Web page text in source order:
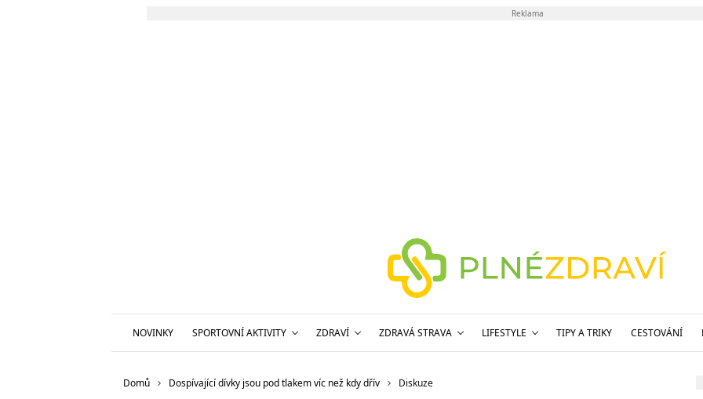
Reklama
NOVINKY SPORTOVNÍ AKTIVITY ZDRAVÍ ZDRAVÁ STRAVA LIFESTYLE TIPY A TRIKY CESTOVÁNÍ
Domů Dospívající dívky jsou pod tlakem víc než kdy dřív Diskuze